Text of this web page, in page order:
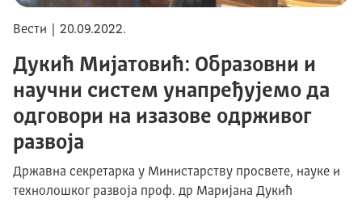
Вести | 20.09.2022.
Дукић Мијатовић: Образовни и
научни систем унапређујемо да
одговори на изазове одрживог
развоја
Државна секретарка у Министарству просвете, науке и
технолошког развоја проф. др Маријана Дукић